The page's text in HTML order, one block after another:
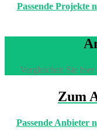
Passende Projekte
Vergleichen Sie
Zum
Passende Anbieter